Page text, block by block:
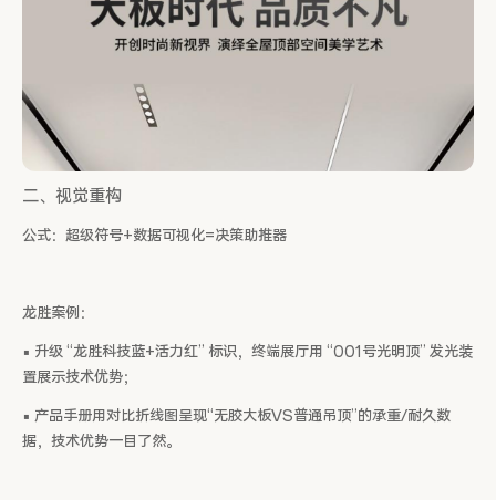
二、视觉重构
公式：超级符号+数据可视化=决策助推器
龙胜案例：
▪ 升级 “龙胜科技蓝+活力红” 标识，终端展厅用 “001号光明顶” 发光装
置展示技术优势；
▪ 产品手册用对比折线图呈现“无胶大板VS普通吊顶”的承重/耐久数
据，技术优势一目了然。